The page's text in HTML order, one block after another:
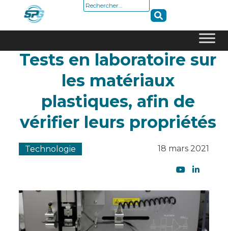
Rechercher :
Tests en laboratoire sur
les matériaux
plastiques, afin de
vérifier leurs propriétés
Technologie 18 mars 2021